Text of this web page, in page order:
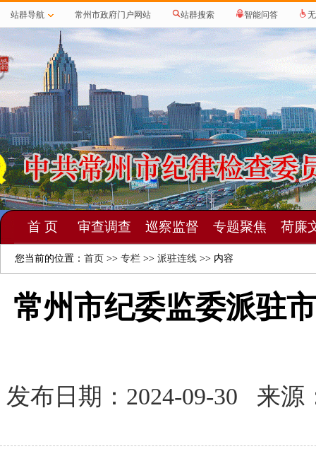
站群导航 常州市政府门户网站 站群搜索 智能问答
首 页 审查调查 巡察监督 专题聚焦 荷廉
您当前的位置： 首页 >> 专栏 >> 派驻连线 >> 内容
常州市纪委监委派驻
发布日期：2024-09-30 来